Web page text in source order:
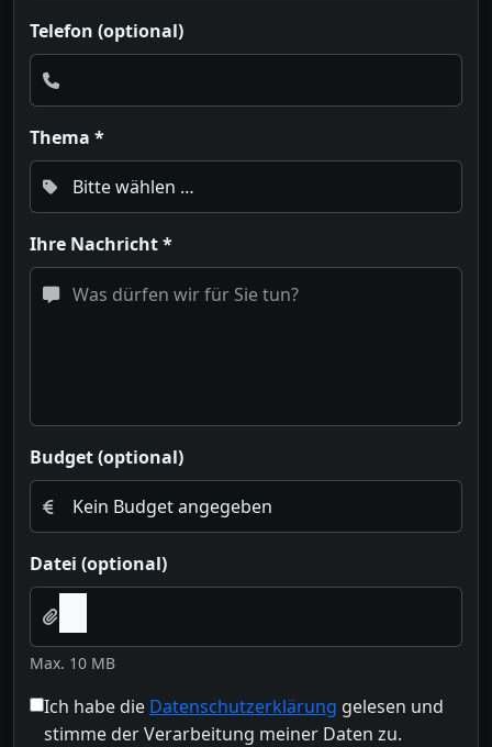
Telefon (optional)
Thema *
Ihre Nachricht *
Budget (optional)
Datei (optional)
Max. 10 MB
Ich habe die Datenschutzerklärung gelesen und
stimme der Verarbeitung meiner Daten zu.